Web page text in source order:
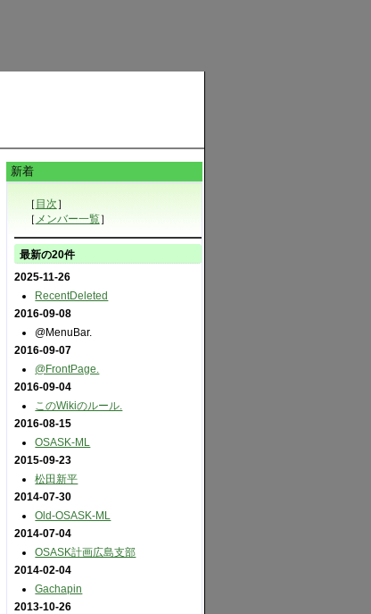
新着
［ 目次 ］
［ メンバー一覧］
最新の20件
2025-11-26
RecentDeleted
2016-09-08
@MenuBar.
2016-09-07
@FrontPage.
2016-09-04
このWikiのルール.
2016-08-15
OSASK-ML
2015-09-23
松田新平
2014-07-30
Old-OSASK-ML
2014-07-04
OSASK計画広島支部
2014-02-04
Gachapin
2013-10-26